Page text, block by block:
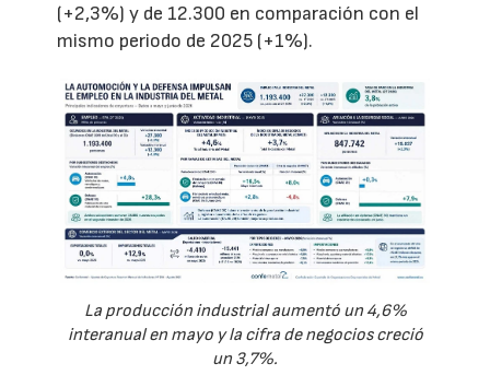
(+2,3%) y de 12.300 en comparación con el
mismo periodo de 2025 (+1%).
La producción industrial aumentó un 4,6%
interanual en mayo y la cifra de negocios creció
un 3,7%.